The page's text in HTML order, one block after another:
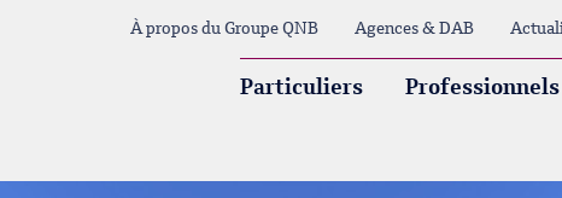
À propos du Groupe QNB Agences & DAB
Particuliers Professionnels